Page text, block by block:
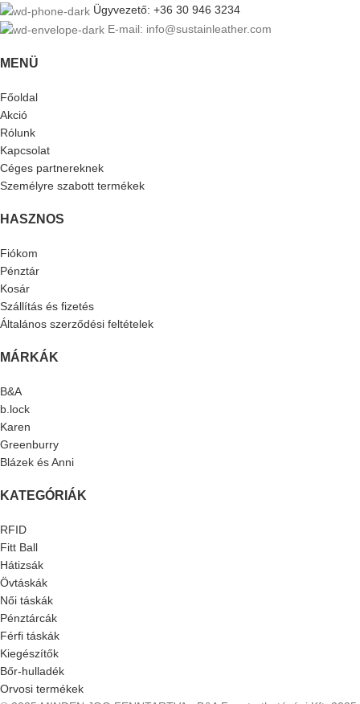
Ügyvezető: +36 30 946 3234
E-mail: info@sustainleather.com
MENÜ
Főoldal
Akció
Rólunk
Kapcsolat
Céges partnereknek
Személyre szabott termékek
HASZNOS
Fiókom
Pénztár
Kosár
Szállítás és fizetés
Általános szerződési feltételek
MÁRKÁK
B&A
b.lock
Karen
Greenburry
Blázek és Anni
KATEGÓRIÁK
RFID
Fitt Ball
Hátizsák
Övtáskák
Női táskák
Pénztárcák
Férfi táskák
Kiegészítők
Bőr-hulladék
Orvosi termékek